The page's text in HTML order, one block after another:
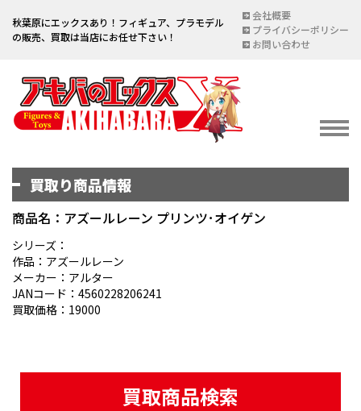
秋葉原にエックスあり！フィギュア、プラモデル
の販売、買取は当店にお任せ下さい！
会社概要
プライバシーポリシー
お問い合わせ
イベント情報
宅配買取のご案内
DELIVERY PURCHASE
買取お申し込み
ASSESSMENT
買取り商品情報
商品名：アズールレーン プリンツ･オイゲン
シリーズ：
作品：アズールレーン
メーカー：アルター
JANコード：4560228206241
買取価格：19000
買取商品検索